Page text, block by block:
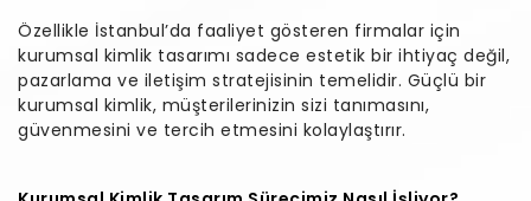
Özellikle İstanbul’da faaliyet gösteren firmalar için
kurumsal kimlik tasarımı sadece estetik bir ihtiyaç değil,
pazarlama ve iletişim stratejisinin temelidir. Güçlü bir
kurumsal kimlik, müşterilerinizin sizi tanımasını,
güvenmesini ve tercih etmesini kolaylaştırır.